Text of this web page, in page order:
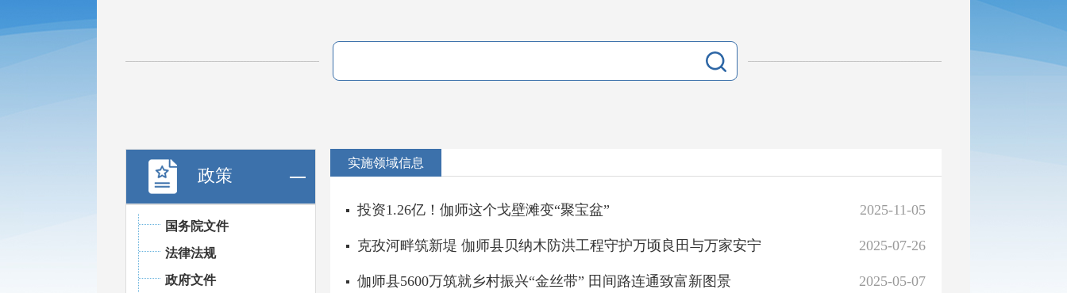
政策
国务院文件
法律法规
政府文件
实施领域信息
2025-11-05
投资1.26亿！伽师这个戈壁滩变“聚宝盆”
2025-07-26
克孜河畔筑新堤 伽师县贝纳木防洪工程守护万顷良田与万家安宁
2025-05-07
伽师县5600万筑就乡村振兴“金丝带” 田间路连通致富新图景